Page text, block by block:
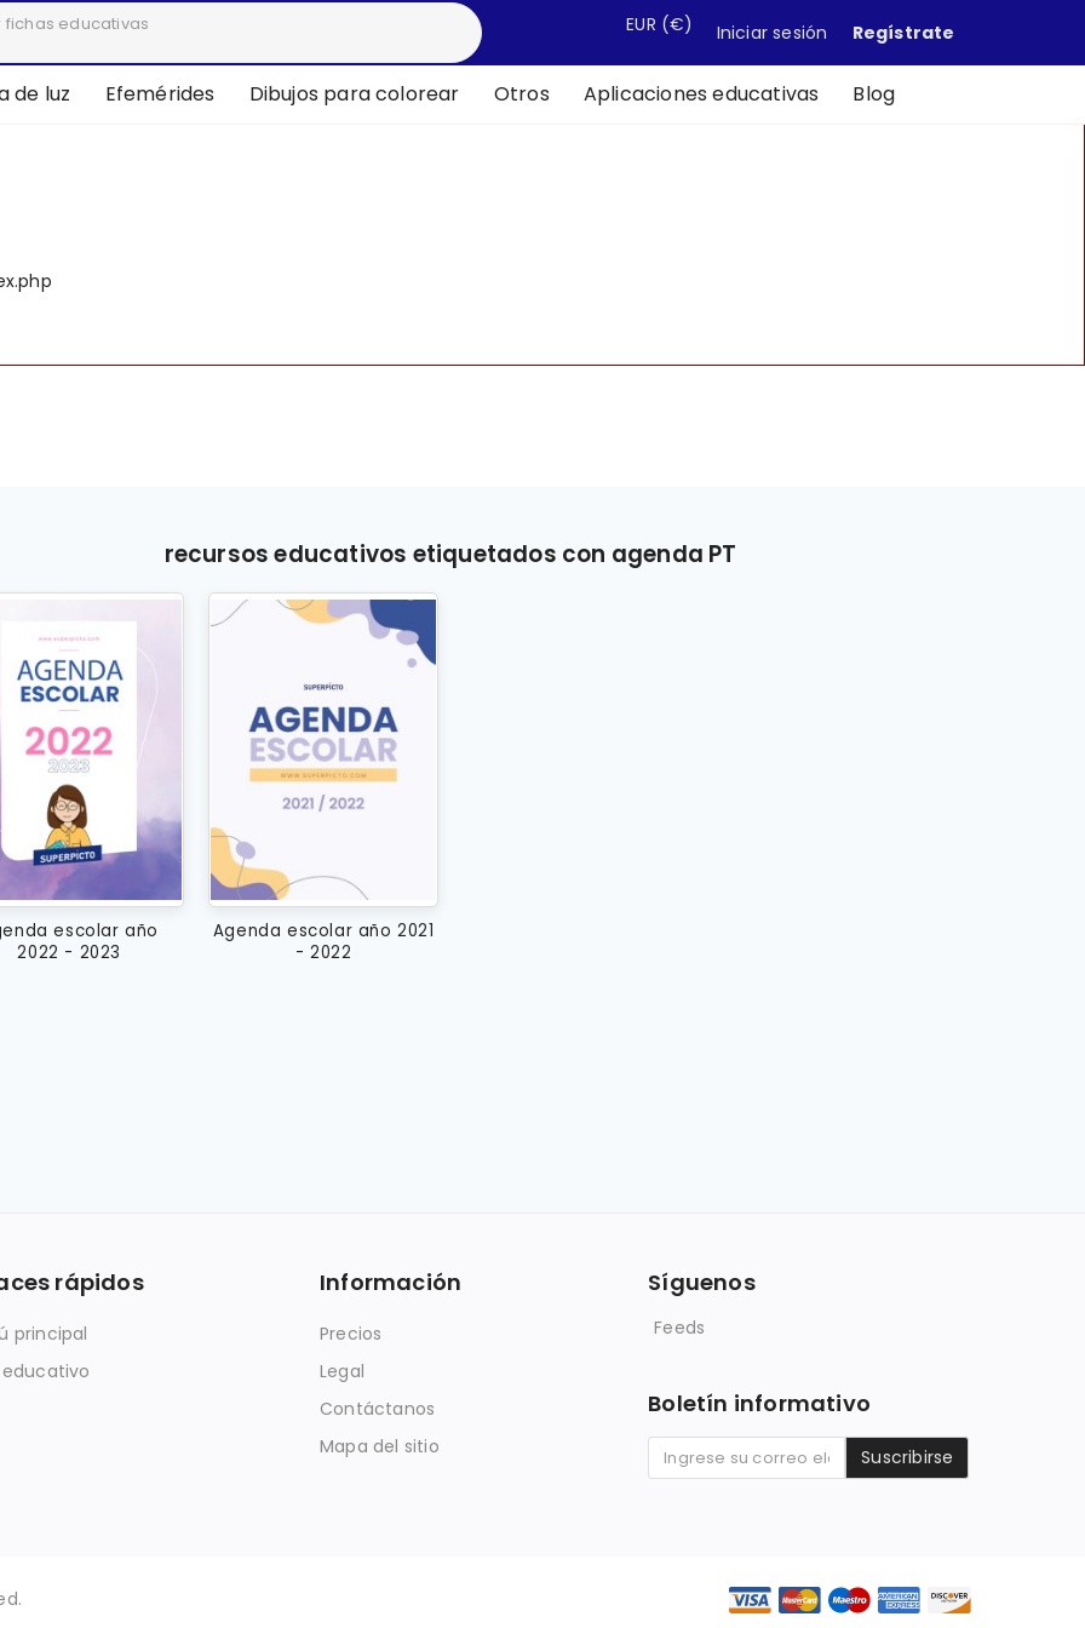
EUR (€) Iniciar sesión Regístrate
de luz Efemérides Dibujos para colorear Otros Aplicaciones educativas Blog
recursos educativos etiquetados con agenda PT
escolar año
2022 - 2023
Agenda escolar año 2021
- 2022
rápidos
principal
educativo
Información
Precios
Legal
Contáctanos
Mapa del sitio
Síguenos
Feeds
Boletín informativo
Suscribirse